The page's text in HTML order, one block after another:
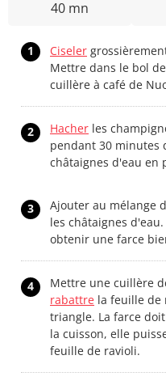
40 mn
1 Ciseler
Mettre dans le bol
cuillère à café de
2 Hacher les
pendant 30 minutes
châtaignes d'eau en
3
Ajouter au mélange
les châtaignes
obtenir une farce
4
Mettre une cuillère
rabattre la feuille de
triangle. La farce
la cuisson, elle
feuille de ravioli.